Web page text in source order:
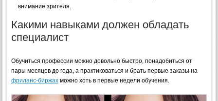
внимание зрителя.
Какими навыками должен обладать
специалист
Обучиться профессии можно довольно быстро, понадобиться от
пары месяцев до года, а практиковаться и брать первые заказы на
фриланс-биржах можно хоть в первые недели обучения.